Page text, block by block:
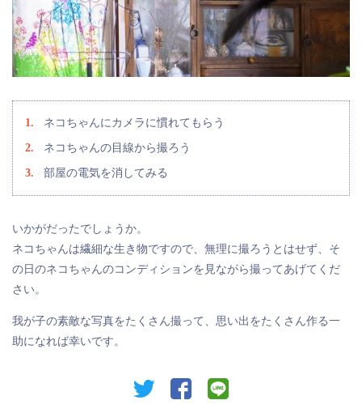
ネコちゃんにカメラに慣れてもらう
ネコちゃんの目線から撮ろう
部屋の電気を消してみる
いかがだったでしょうか。
ネコちゃんは繊細な生き物ですので、無理に撮ろうとはせず、そ
の日のネコちゃんのコンディションを見ながら撮ってあげてくだ
さい。
我が子の素敵な写真をたくさん撮って、思い出をたくさん作る一
助になれば幸いです。
twitter facebook